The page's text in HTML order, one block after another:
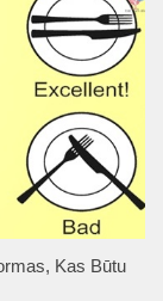
Kas Būtu